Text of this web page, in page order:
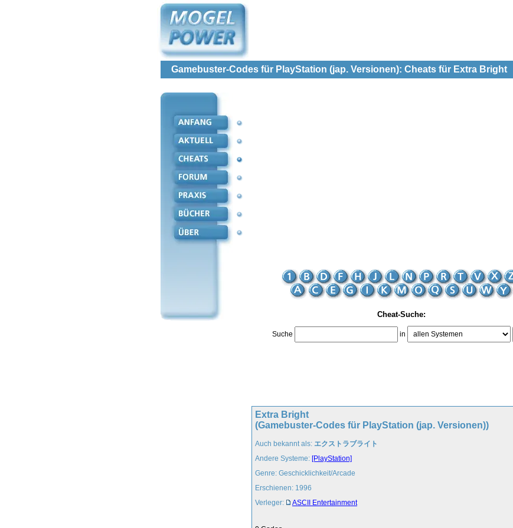
Gamebuster-Codes für PlayStation (jap. Versionen): Cheats für Extra Bright
Cheat-Suche:
Suche in
Extra Bright
(Gamebuster-Codes für PlayStation (jap. Versionen))
Auch bekannt als: エクストラブライト
Andere Systeme: [PlayStation]
Genre: Geschicklichkeit/Arcade
Erschienen: 1996
Verleger:
ASCII Entertainment